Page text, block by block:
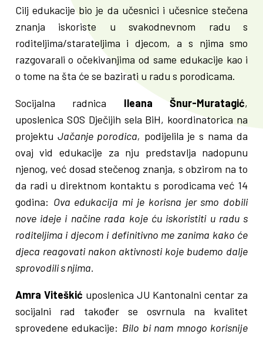
Cilj edukacije bio je da učesnici i učesnice stečena
znanja iskoriste u svakodnevnom radu s
roditeljima/starateljima i djecom, a s njima smo
razgovarali o očekivanjima od same edukacije kao i
o tome na šta će se bazirati u radu s porodicama.
Socijalna radnica Ileana Šnur-Muratagić,
uposlenica SOS Dječijih sela BiH, koordinatorica na
projektu Jačanje porodica, podijelila je s nama da
ovaj vid edukacije za nju predstavlja nadopunu
njenog, već dosad stečenog znanja, s obzirom na to
da radi u direktnom kontaktu s porodicama već 14
godina: Ova edukacija mi je korisna jer smo dobili
nove ideje i načine rada koje ću iskoristiti u radu s
roditeljima i djecom i definitivno me zanima kako će
djeca reagovati nakon aktivnosti koje budemo dalje
sprovodili s njima.
Amra Viteškić uposlenica JU Kantonalni centar za
socijalni rad također se osvrnula na kvalitet
sprovedene edukacije: Bilo bi nam mnogo korisnije